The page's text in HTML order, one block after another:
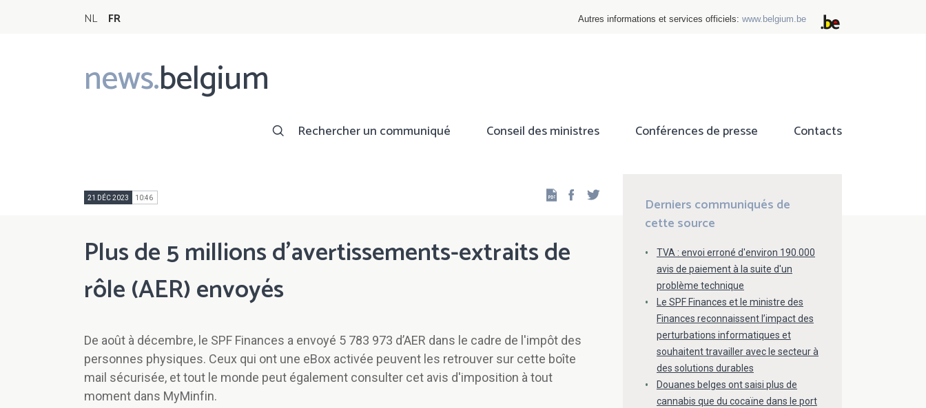
NL FR Autres informations et services officiels: www.belgium.be
news.belgium
Main
navigation
Rechercher un communiqué Conseil des ministres Conférences de presse Contacts
21 DÉC 2023 10:46 Facebook
Plus de 5 millions d'avertissements-extraits de
rôle (AER) envoyés
De août à décembre, le SPF Finances a envoyé 5 783 973 d’AER dans le cadre de l'impôt des
personnes physiques. Ceux qui ont une eBox activée peuvent les retrouver sur cette boîte
mail sécurisée, et tout le monde peut également consulter cet avis d'imposition à tout
moment dans MyMinfin.
Derniers communiqués de
cette source
TVA : envoi erroné d'environ 190.000
avis de paiement à la suite d'un
problème technique
Le SPF Finances et le ministre des
Finances reconnaissent l’impact des
perturbations informatiques et
souhaitent travailler avec le secteur à
des solutions durables
Douanes belges ont saisi plus de
cannabis que du cocaïne dans le port